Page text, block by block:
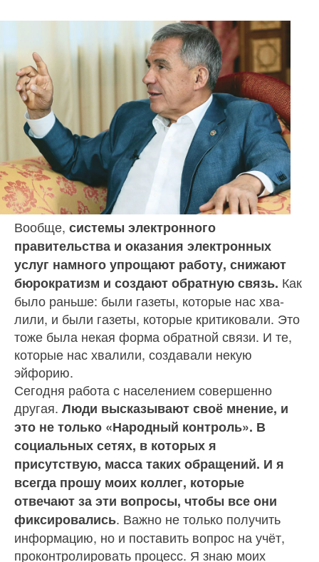
Вообще, системы электрон­ного
правительства и оказа­ния электронных
услуг намно­го упрощают работу, снижают
бюрократизм и создают обрат­ную связь. Как
было раньше: были газеты, которые нас хва­
лили, и были газеты, которые критиковали. Это
тоже была не­кая форма обратной связи. И те,
которые нас хвалили, создавали некую
эйфорию.
Сегодня работа с населени­ем совершенно
другая. Люди высказывают своё мнение, и
это не только «Народный контроль». В
социальных се­тях, в которых я
присутствую, масса таких обращений. И я
всегда прошу моих кол­лег, которые
отвечают за эти вопросы, чтобы все они
фик­сировались. Важно не только получить
информацию, но и по­ставить вопрос на учёт,
прокон­тролировать процесс. Я знаю моих